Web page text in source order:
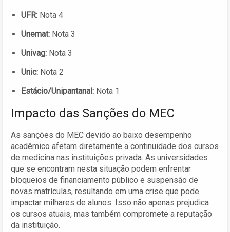
UFR: Nota 4
Unemat: Nota 3
Univag: Nota 3
Unic: Nota 2
Estácio/Unipantanal: Nota 1
Impacto das Sanções do MEC
As sanções do MEC devido ao baixo desempenho
acadêmico afetam diretamente a continuidade dos cursos
de medicina nas instituições privada. As universidades
que se encontram nesta situação podem enfrentar
bloqueios de financiamento público e suspensão de
novas matrículas, resultando em uma crise que pode
impactar milhares de alunos. Isso não apenas prejudica
os cursos atuais, mas também compromete a reputação
da instituição.